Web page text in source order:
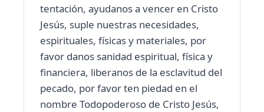
tentación, ayudanos a vencer en Cristo
Jesús, suple nuestras necesidades,
espirituales, físicas y materiales, por
favor danos sanidad espiritual, física y
financiera, liberanos de la esclavitud del
pecado, por favor ten piedad en el
nombre Todopoderoso de Cristo Jesús,